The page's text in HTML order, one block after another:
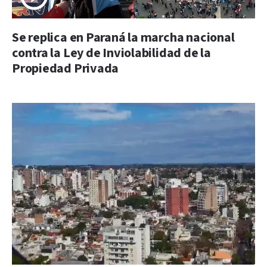
Se replica en Paraná la marcha nacional
contra la Ley de Inviolabilidad de la
Propiedad Privada